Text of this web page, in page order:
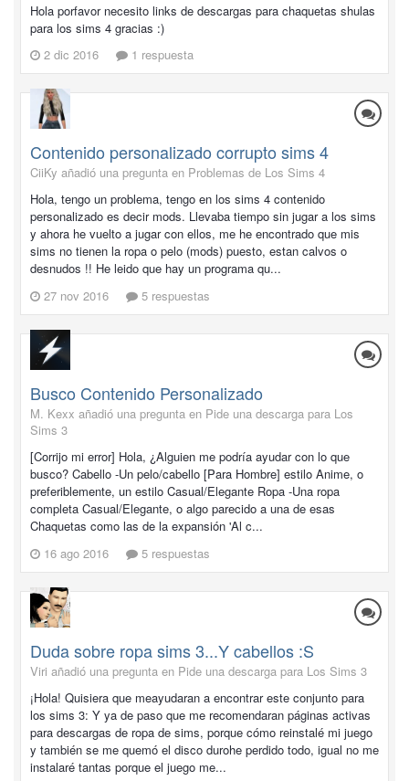
Hola porfavor necesito links de descargas para chaquetas shulas
para los sims 4 gracias :)
2 dic 2016
1 respuesta
Contenido personalizado corrupto sims 4
CiiKy añadió una pregunta en Problemas de Los Sims 4
Hola, tengo un problema, tengo en los sims 4 contenido
personalizado es decir mods. Llevaba tiempo sin jugar a los sims
y ahora he vuelto a jugar con ellos, me he encontrado que mis
sims no tienen la ropa o pelo (mods) puesto, estan calvos o
desnudos !! He leido que hay un programa qu...
27 nov 2016
5 respuestas
Busco Contenido Personalizado
M. Kexx añadió una pregunta en Pide una descarga para Los
Sims 3
[Corrijo mi error] Hola, ¿Alguien me podría ayudar con lo que
busco? Cabello -Un pelo/cabello [Para Hombre] estilo Anime, o
preferiblemente, un estilo Casual/Elegante Ropa -Una ropa
completa Casual/Elegante, o algo parecido a una de esas
Chaquetas como las de la expansión 'Al c...
16 ago 2016
5 respuestas
Duda sobre ropa sims 3...Y cabellos :S
Viri añadió una pregunta en Pide una descarga para Los Sims 3
¡Hola! Quisiera que meayudaran a encontrar este conjunto para
los sims 3: Y ya de paso que me recomendaran páginas activas
para descargas de ropa de sims, porque cómo reinstalé mi juego
y también se me quemó el disco durohe perdido todo, igual no me
instalaré tantas porque el juego me...